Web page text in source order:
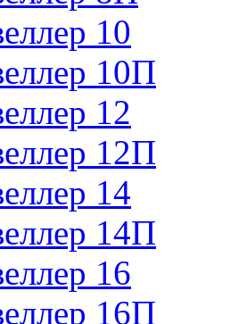
10
10П
12
12П
14
14П
16
16П